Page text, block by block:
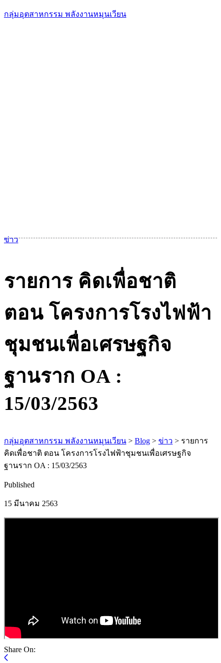
กลุ่มอุตสาหกรรม พลังงานหมุนเวียน
เ
ข่าว
รายการ คิดเพื่อชาติ
ตอน โครงการโรงไฟฟ้า
ชุมชนเพื่อเศรษฐกิจ
ฐานราก OA :
15/03/2563
กลุ่มอุตสาหกรรม พลังงานหมุนเวียน > Blog > ข่าว > รายการ
คิดเพื่อชาติ ตอน โครงการโรงไฟฟ้าชุมชนเพื่อเศรษฐกิจ
ฐานราก OA : 15/03/2563
Published
15 มีนาคม 2563
Share On: